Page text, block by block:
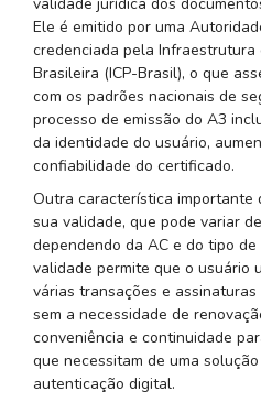
Ele é emitido por uma
credenciada pela Infraestrutura
Brasileira (ICP-Brasil), o que
com os padrões nacionais de
processo de emissão do A3
da identidade do usuário,
confiabilidade do certificado.
Outra característica importante
sua validade, que pode variar
dependendo da AC e do tipo
validade permite que o usuário
várias transações e
sem a necessidade de
conveniência e continuidade
que necessitam de uma
autenticação digital.